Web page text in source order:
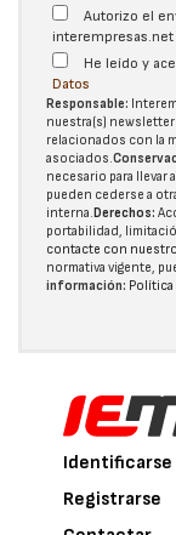
Autorizo el
interempresas.net
He leído y
Datos
Responsable:
nuestra(s)
relacionados con la
asociados.
necesario para llevar
pueden cederse a
interna.Derechos:
portabilidad,
contacte con nuestro
normativa vigente,
información:
Identificarse
Registrarse